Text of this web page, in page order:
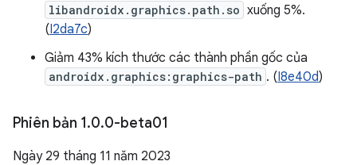
libandroidx.graphics.path.so xuống 5%.
(I2da7c)
Giảm 43% kích thước các thành phần gốc của
androidx.graphics:graphics-path . (I8e40d)
Phiên bản 1.0.0-beta01
Ngày 29 tháng 11 năm 2023